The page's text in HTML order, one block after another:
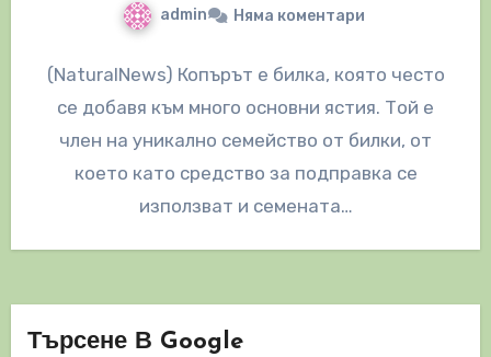
admin Няма коментари
(NaturalNews) Копърът е билка, която често
се добавя към много основни ястия. Той е
член на уникално семейство от билки, от
което като средство за подправка се
използват и семената…
Търсене В Google